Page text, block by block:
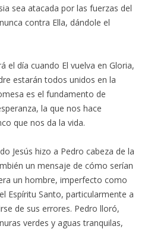
sea atacada por las fuerzas del
contra Ella, dándole el
el día cuando El vuelva en Gloria,
estarán todos unidos en la
es el fundamento de
la que nos hace
que nos da la vida.
Jesús hizo a Pedro cabeza de la
un mensaje de cómo serían
un hombre, imperfecto como
Espíritu Santo, particularmente a
de sus errores. Pedro lloró,
verdes y aguas tranquilas,